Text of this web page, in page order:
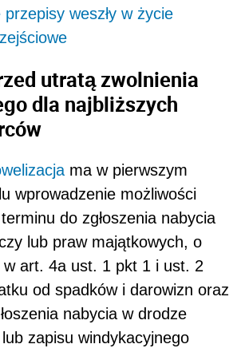
weszły w życie
utratą zwolnienia
dla najbliższych
ma w pierwszym
wprowadzenie możliwości
do zgłoszenia nabycia
lub praw majątkowych, o
w art. 4a ust. 1 pkt 1 i ust. 2
od spadków i darowizn oraz
nabycia w drodze
zapisu windykacyjnego